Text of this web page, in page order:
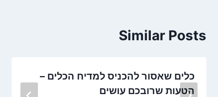
Similar Posts
כלים שאסור להכניס למדיח הכלים –
הטעות שרובכם עושים